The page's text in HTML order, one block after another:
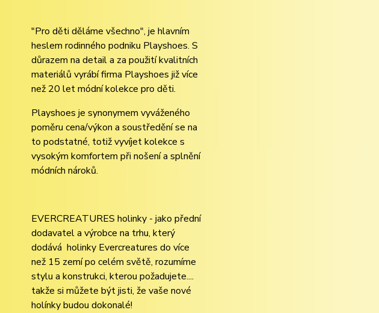
"Pro děti děláme všechno", je hlavním
heslem rodinného podniku Playshoes. S
důrazem na detail a za použití kvalitních
materiálů vyrábí firma Playshoes již více
než 20 let módní kolekce pro děti.
Playshoes je synonymem vyváženého
poměru cena/výkon a soustředění se na
to podstatné, totiž vyvíjet kolekce s
vysokým komfortem při nošení a splnění
módních nároků.
EVERCREATURES holinky - jako přední
dodavatel a výrobce na trhu, který
dodává holinky Evercreatures do více
než 15 zemí po celém světě, rozumíme
stylu a konstrukci, kterou požadujete....
takže si můžete být jisti, že vaše nové
holínky budou dokonalé!